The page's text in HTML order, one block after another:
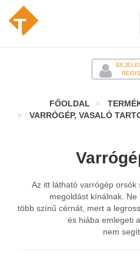
FŐOLDAL
VARRÓGÉP, VASALÓ
Az itt látható varrógép orsók
megoldást kínálnak.
több színű cérnát, mert a
és hiába emlegeti
nem